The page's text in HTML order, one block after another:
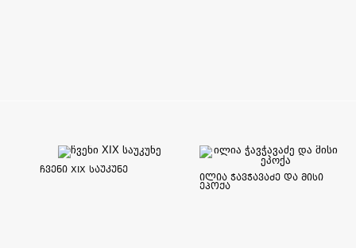
ჩვენი XIX საუკუნე
ილია ჭავჭავაძე და მისი
ეპოქა